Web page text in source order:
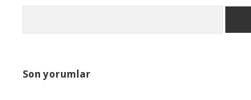
Son yorumlar